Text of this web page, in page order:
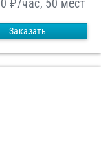
₽/час, 50 мест
Заказать